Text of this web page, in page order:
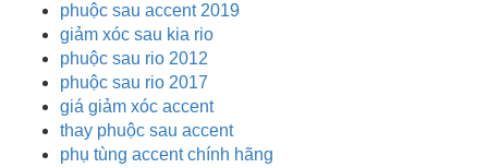
phuộc sau accent 2019
giảm xóc sau kia rio
phuộc sau rio 2012
phuộc sau rio 2017
giá giảm xóc accent
thay phuộc sau accent
phụ tùng accent chính hãng